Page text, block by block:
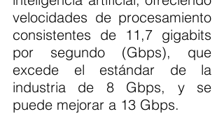
velocidades de procesamiento
consistentes de 11,7 gigabits
por segundo (Gbps), que
excede el estándar de la
industria de 8 Gbps, y se
puede mejorar a 13 Gbps.